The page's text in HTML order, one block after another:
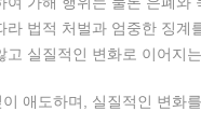
법적 처벌과 엄중한 징
실질적인 변화로 이어지
애도하며, 실질적인 변화